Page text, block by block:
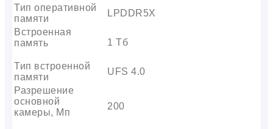
Тип оперативной
памяти
LPDDR5X
Встроенная
память
1 Тб
Тип встроенной
памяти
UFS 4.0
Разрешение
основной
камеры, Мп
200